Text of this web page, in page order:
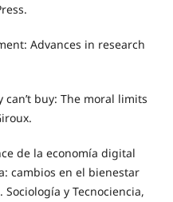
Advances in research
can’t buy: The moral limits
de la economía digital
cambios en el bienestar
y Tecnociencia,